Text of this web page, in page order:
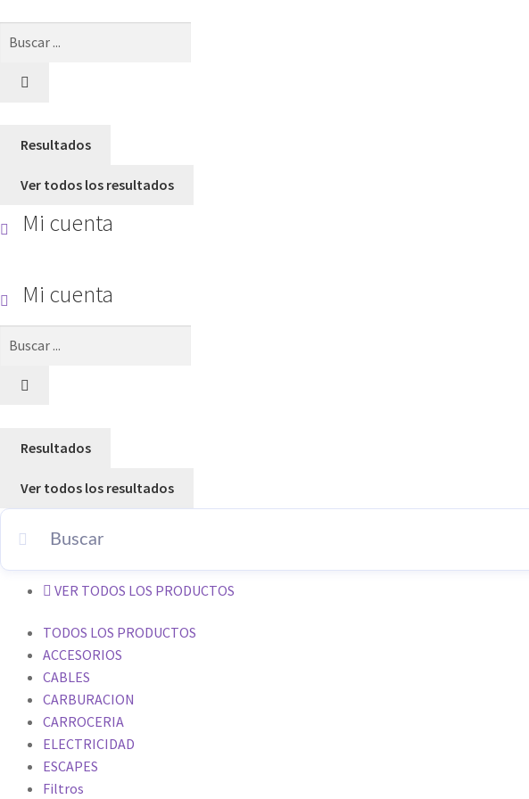
Resultados
Ver todos los resultados
Mi cuenta
Mi cuenta
Resultados
Ver todos los resultados
VER TODOS LOS PRODUCTOS
TODOS LOS PRODUCTOS
ACCESORIOS
CABLES
CARBURACION
CARROCERIA
ELECTRICIDAD
ESCAPES
Filtros